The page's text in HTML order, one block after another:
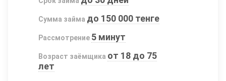
Сумма займа до 150 000 тенге
Рассмотрение 5 минут
Возраст заёмщика от 18 до 75
лет